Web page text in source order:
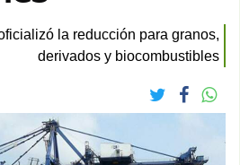
la reducción para granos,
derivados y biocombustibles